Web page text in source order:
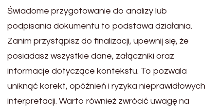
Świadome przygotowanie do analizy lub
podpisania dokumentu to podstawa działania.
Zanim przystąpisz do finalizacji, upewnij się, że
posiadasz wszystkie dane, załączniki oraz
informacje dotyczące kontekstu. To pozwala
uniknąć korekt, opóźnień i ryzyka nieprawidłowych
interpretacji. Warto również zwrócić uwagę na